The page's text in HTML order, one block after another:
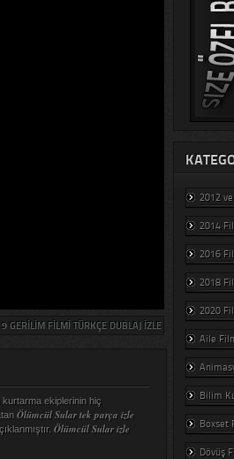
GERILIM FILMI TÜRKÇE DUBLAJ IZLE
kurtarma ekiplerinin hiç
Ölümcül Sular tek parça izle
Ölümcül Sular izle
2012
2014
2016
2018
2020
Aile
Bilim
Boxset
Dövüş